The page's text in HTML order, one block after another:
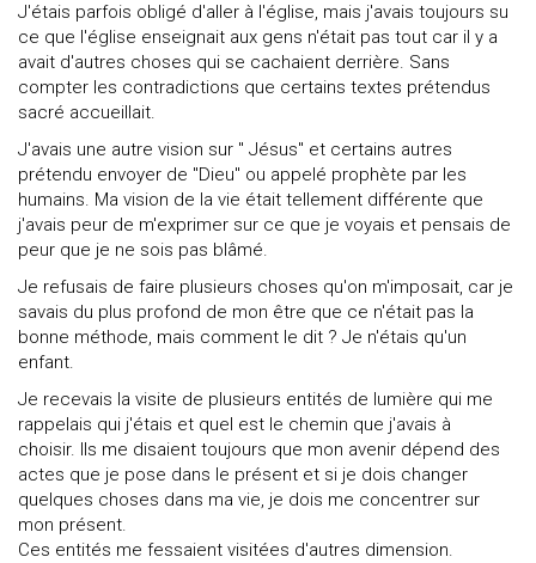
J'étais parfois obligé d'aller à l'église, mais j'avais toujours su
ce que l'église enseignait aux gens n'était pas tout car il y a
avait d'autres choses qui se cachaient derrière. Sans
compter les contradictions que certains textes prétendus
sacré accueillait.
J'avais une autre vision sur " Jésus" et certains autres
prétendu envoyer de "Dieu" ou appelé prophète par les
humains. Ma vision de la vie était tellement différente que
j'avais peur de m'exprimer sur ce que je voyais et pensais de
peur que je ne sois pas blâmé.
Je refusais de faire plusieurs choses qu'on m'imposait, car je
savais du plus profond de mon être que ce n'était pas la
bonne méthode, mais comment le dit ? Je n'étais qu'un
enfant.
Je recevais la visite de plusieurs entités de lumière qui me
rappelais qui j'étais et quel est le chemin que j'avais à
choisir. Ils me disaient toujours que mon avenir dépend des
actes que je pose dans le présent et si je dois changer
quelques choses dans ma vie, je dois me concentrer sur
mon présent.
Ces entités me fessaient visitées d'autres dimension.